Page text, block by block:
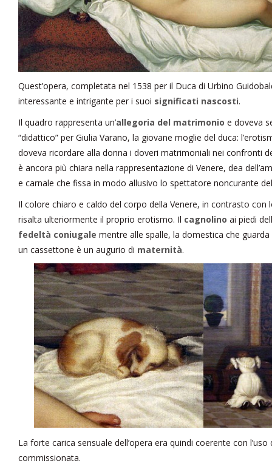
Quest’opera, completata nel 1538 per il Duca di Urbino
interessante e intrigante per i suoi significati nascosti.
Il quadro rappresenta un’allegoria del matrimonio e doveva
“didattico” per Giulia Varano, la giovane moglie del duca:
doveva ricordare alla donna i doveri matrimoniali nei confronti
è ancora più chiara nella rappresentazione di Venere, dea
e carnale che fissa in modo allusivo lo spettatore noncurante
Il colore chiaro e caldo del corpo della Venere, in contrasto con
risalta ulteriormente il proprio erotismo. Il cagnolino ai piedi
fedeltà coniugale mentre alle spalle, la domestica che
un cassettone è un augurio di maternità.
La forte carica sensuale dell’opera era quindi coerente con
commissionata.